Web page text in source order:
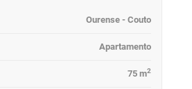
Ourense - Couto
Apartamento
75 m2